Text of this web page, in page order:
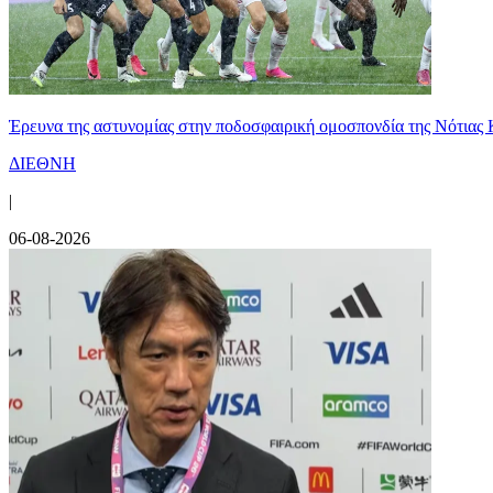
Έρευνα της αστυνομίας στην ποδοσφαιρική ομοσπονδία της
ΔΙΕΘΝΗ
|
06-08-2026